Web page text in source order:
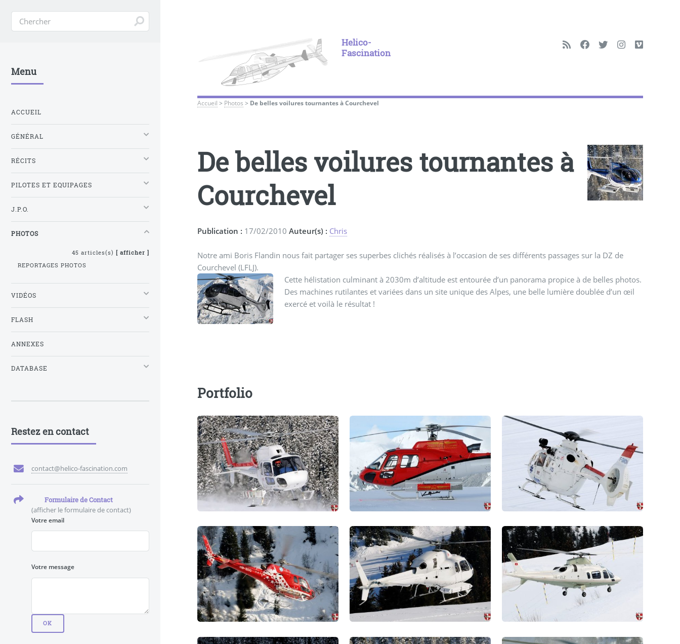
Helico-
Fascination
Accueil > Photos > De belles voilures tournantes à Courchevel
De belles voilures tournantes à
Courchevel
Publication : 17/02/2010Auteur(s) : Chris
Notre ami Boris Flandin nous fait partager ses superbes clichés réalisés à l’occasion de ses différents passages sur la DZ de
Courchevel (LFLJ).
Cette hélistation culminant à 2030m d’altitude est entourée d’un panorama propice à de belles photos.
Des machines rutilantes et variées dans un site unique des Alpes, une belle lumière doublée d’un œil
exercé et voilà le résultat !
Portfolio
Menu
ACCUEIL
GÉNÉRAL
RÉCITS
PILOTES ET EQUIPAGES
J.P.O.
PHOTOS
45 articles(s) [ afficher ]
REPORTAGES PHOTOS
VIDÉOS
FLASH
ANNEXES
DATABASE
Restez en contact
contact@helico-fascination.com
Formulaire de Contact
(afficher le formulaire de contact)
Votre email
Votre message